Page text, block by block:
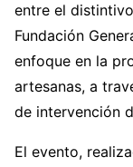
entre el
Fundación
enfoque en la
artesanas, a
de intervención
El evento,